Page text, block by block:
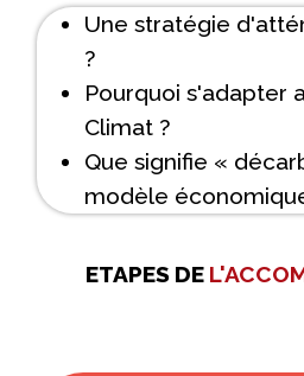
Une stratégie
?
Pourquoi s'adapter
Climat ?
Que signifie «
modèle
ETAPES DE